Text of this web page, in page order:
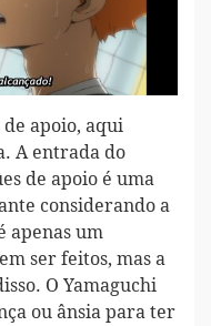
apoio, aqui
A entrada do
de apoio é uma
considerando a
apenas um
ser feitos, mas a
O Yamaguchi
ou ânsia para ter